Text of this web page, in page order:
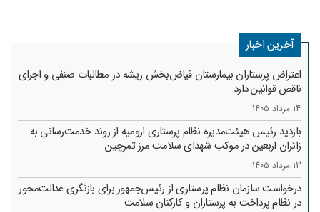
آخرین اخبار
اعتراض پرستاران بیمارستان فیاض‌بخش ریشه در مطالبات صنفی و اجرای
ناقص قوانین دارد
14 مرداد 1405
بازدید رئیس هیئت‌مدیره نظام پرستاری ارومیه از روند خدمت‌رسانی به
زائران اربعین در موکب شهدای سلامت مرز تمرچین
13 مرداد 1405
درخواست سازمان نظام پرستاری از رئیس‌جمهور برای بازنگری عدالت‌محور
در نظام پرداخت به پرستاران و کارکنان سلامت